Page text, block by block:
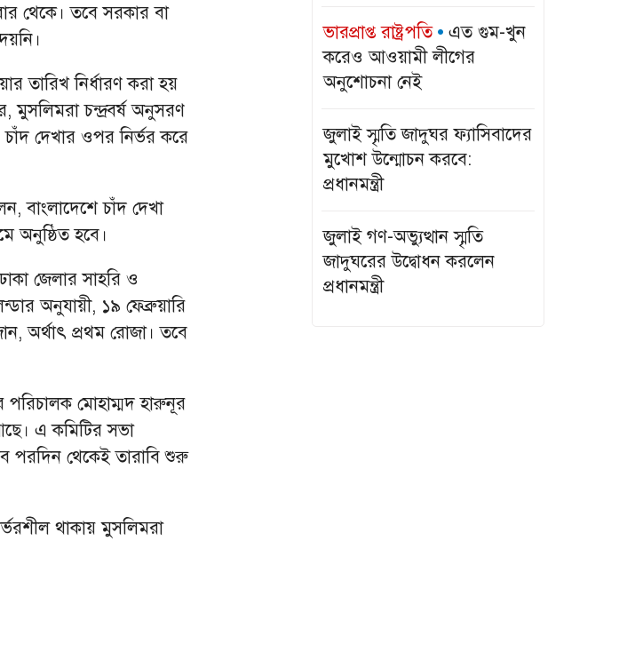
থেকে। তবে সরকার বা
তারিখ নির্ধারণ করা হয়
মুসলিমরা চন্দ্রবর্ষ অনুসরণ
দেখার ওপর নির্ভর করে
বাংলাদেশে চাঁদ দেখা
অনুষ্ঠিত হবে।
জেলার সাহরি ও
অনুযায়ী, ১৯ ফেব্রুয়ারি
অর্থাৎ প্রথম রোজা। তবে
পরিচালক মোহাম্মদ হারুনূর
এ কমিটির সভা
পরদিন থেকেই তারাবি শুরু
থাকায় মুসলিমরা
মেরিটাইম
ইউনিভার্সিটিতে
‘জুল..
হামের উপসর্গ
নিয়ে আরও পাঁচ
সাবেক যুগ্ম সচিব
জগলুল পাশা ..
ভারপ্রাপ্ত রাষ্ট্রপতি ‎এত গুম-খুন
করেও আওয়ামী লীগের
অনুশোচনা নেই
‎জুলাই স্মৃতি জাদুঘর ফ্যাসিবাদের
মুখোশ উন্মোচন করবে:
প্রধানমন্ত্রী
জুলাই গণ-অভ্যুত্থান স্মৃতি
জাদুঘরের উদ্বোধন করলেন
প্রধানমন্ত্রী